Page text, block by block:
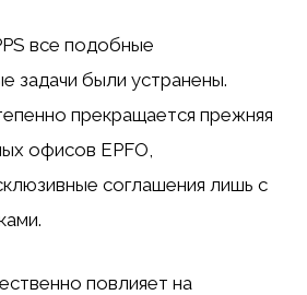
все подобные
задачи были устранены.
прекращается прежняя
офисов EPFO,
соглашения лишь с
повлияет на